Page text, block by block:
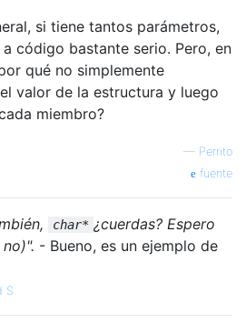
si tiene tantos parámetros,
código bastante serio. Pero, en
qué no simplemente
valor de la estructura y luego
miembro?
— Perrito
fuente
char* ¿cuerdas? Espero
- Bueno, es un ejemplo de
S.